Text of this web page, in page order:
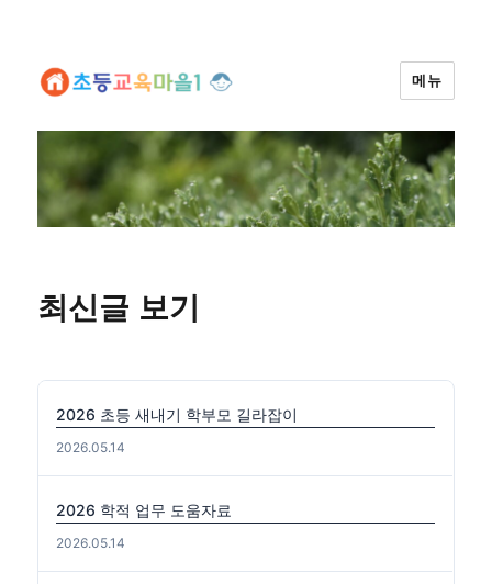
메뉴
최신글 보기
2026 초등 새내기 학부모 길라잡이
2026.05.14
2026 학적 업무 도움자료
2026.05.14